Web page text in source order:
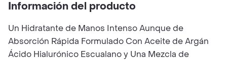
Información del producto
Un Hidratante de Manos Intenso Aunque de
Absorción Rápida Formulado Con Aceite de Argán
Ácido Hialurónico Escualano y Una Mezcla de